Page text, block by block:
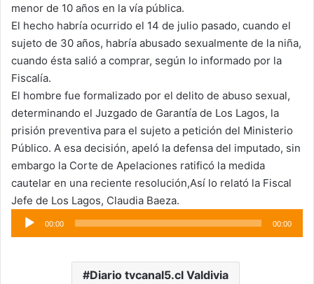
menor de 10 años en la vía pública.
El hecho habría ocurrido el 14 de julio pasado, cuando el
sujeto de 30 años, habría abusado sexualmente de la niña,
cuando ésta salió a comprar, según lo informado por la
Fiscalía.
El hombre fue formalizado por el delito de abuso sexual,
determinando el Juzgado de Garantía de Los Lagos, la
prisión preventiva para el sujeto a petición del Ministerio
Público. A esa decisión, apeló la defensa del imputado, sin
embargo la Corte de Apelaciones ratificó la medida
cautelar en una reciente resolución,Así lo relató la Fiscal
Jefe de Los Lagos, Claudia Baeza.
Reproductor
de
00:00 00:00
Diario tvcanal5.cl Valdivia